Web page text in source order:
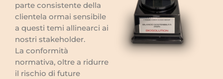
parte consistente della
clientela ormai sensibile
a questi temi allinearci ai
nostri stakeholder.
La conformità
normativa, oltre a ridurre
il rischio di future